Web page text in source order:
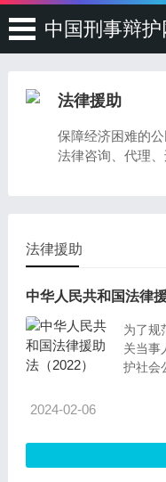
中国刑事辩护
法律援助
保障经济困难的
法律咨询、代理、
法律援助
中华人民共和国法律
为了规
关当事
护社会
2024-02-06